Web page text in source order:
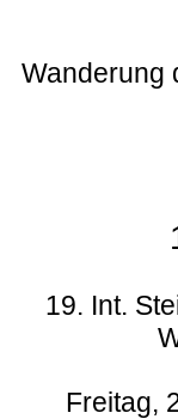
Wanderung
19. Int.
Freitag,